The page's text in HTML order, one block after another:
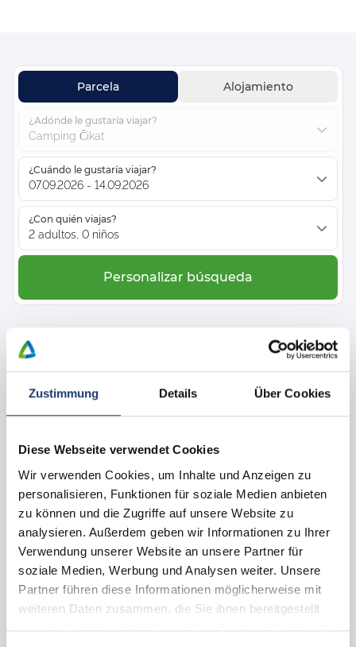
Zustimmung Details Über Cookies
Diese Webseite verwendet Cookies
Wir verwenden Cookies, um Inhalte und Anzeigen zu
personalisieren, Funktionen für soziale Medien anbieten
zu können und die Zugriffe auf unsere Website zu
analysieren. Außerdem geben wir Informationen zu Ihrer
Verwendung unserer Website an unsere Partner für
soziale Medien, Werbung und Analysen weiter. Unsere
Partner führen diese Informationen möglicherweise mit
weiteren Daten zusammen, die Sie ihnen bereitgestellt
haben oder die sie im Rahmen Ihrer Nutzung der Dienste
Parcela Alojamiento
¿Adónde le gustaría viajar?
Camping Čikat
¿Cuándo le gustaría viajar?
07.09.2026 - 14.09.2026
¿Con quién viajas?
2 adultos, 0 niños
Personalizar búsqueda
Alojamiento y parcelas
Todas las imágenes
Parcela de camping con mascota
Standard parcela